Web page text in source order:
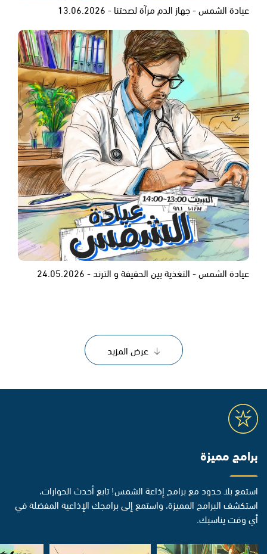
عيادة الشمس - جهاز الدم مرآة لصحتنا - 13.06.2026
عيادة الشمس - التغذية بين الحقيفة و الترند - 24.05.2026
عرض المزيد
برامج مميزة
استمع بلا حدود مع برامج إذاعة الشمس! تابع أحدث الحوارات،
استكشف البرامج المميزة، واستمع إلى برامجك الإذاعية المفضلة في
أي وقت يناسبك.